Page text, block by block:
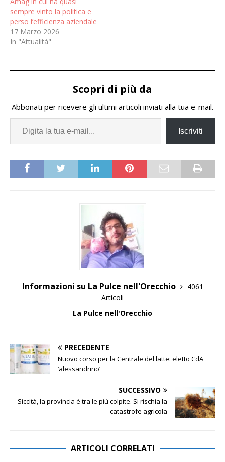
sempre vinto la politica e
perso l’efficienza aziendale
17 Marzo 2026
In "Attualità"
Scopri di più da
Abbonati per ricevere gli ultimi articoli inviati alla tua e-mail.
Iscriviti
Informazioni su La Pulce nell'Orecchio
4061
Articoli
La Pulce nell'Orecchio
PRECEDENTE
Nuovo corso per la Centrale del latte: eletto CdA
‘alessandrino’
SUCCESSIVO
Siccità, la provincia è tra le più colpite. Si rischia la
catastrofe agricola
ARTICOLI CORRELATI